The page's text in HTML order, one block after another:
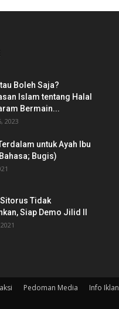
Boleh Saja?
Islam tentang Halal
Bermain...
2023
untuk Ayah Ibu
Bugis)
Tidak
Siap Demo Jilid II
Pedoman Media Info Iklan